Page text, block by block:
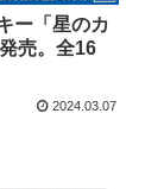
ー「星のカ
売。全16
2024.03.07